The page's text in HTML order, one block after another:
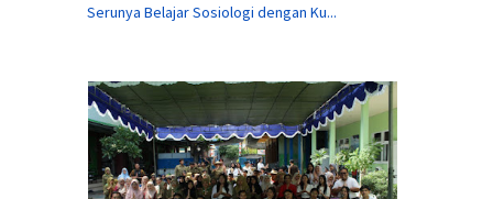
Serunya Belajar Sosiologi dengan Ku...